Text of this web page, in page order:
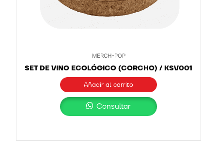
MERCH-POP
SET DE VINO ECOLÓGICO (CORCHO) / KSV001
Añadir al carrito
Consultar